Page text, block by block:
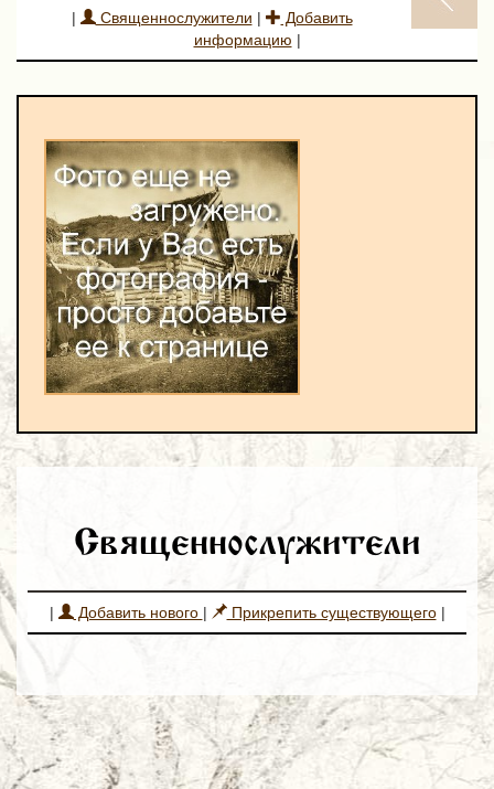
| Священнослужители |
Добавить
информацию |
Священнослужители
| Добавить нового | Прикрепить существующего|